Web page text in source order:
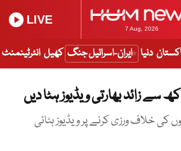
7 Aug, 2026
LIVE
دنیا ایران-اسرائیل جنگ کھیل انٹرٹینمنٹ
کی خلاف ورزی کرنے پر ویڈیوز ہٹائی